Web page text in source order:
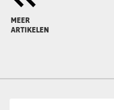
MEER
ARTIKELEN